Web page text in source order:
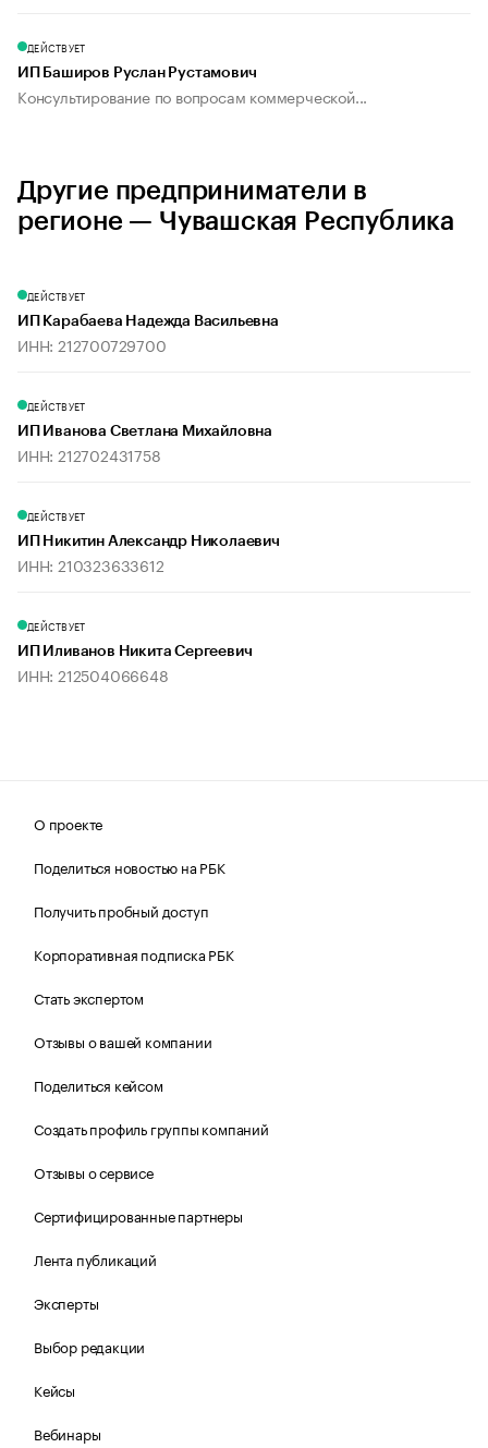
ДЕЙСТВУЕТ
ИП Баширов Руслан Рустамович
Консультирование по вопросам коммерческой...
Другие предприниматели в
регионе — Чувашская Республика
ДЕЙСТВУЕТ
ИП Карабаева Надежда Васильевна
ИНН: 212700729700
ДЕЙСТВУЕТ
ИП Иванова Светлана Михайловна
ИНН: 212702431758
ДЕЙСТВУЕТ
ИП Никитин Александр Николаевич
ИНН: 210323633612
ДЕЙСТВУЕТ
ИП Иливанов Никита Сергеевич
ИНН: 212504066648
О проекте
Поделиться новостью на РБК
Получить пробный доступ
Корпоративная подписка РБК
Стать экспертом
Отзывы о вашей компании
Поделиться кейсом
Создать профиль группы компаний
Отзывы о сервисе
Сертифицированные партнеры
Лента публикаций
Эксперты
Выбор редакции
Кейсы
Вебинары